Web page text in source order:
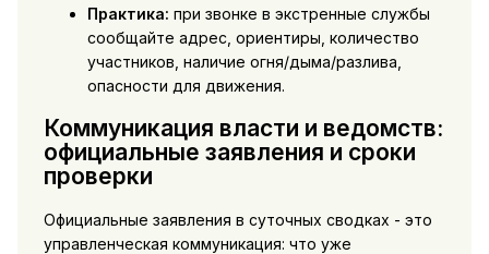
Практика: при звонке в экстренные службы
сообщайте адрес, ориентиры, количество
участников, наличие огня/дыма/разлива,
опасности для движения.
Коммуникация власти и ведомств:
официальные заявления и сроки
проверки
Официальные заявления в суточных сводках - это
управленческая коммуникация: что уже